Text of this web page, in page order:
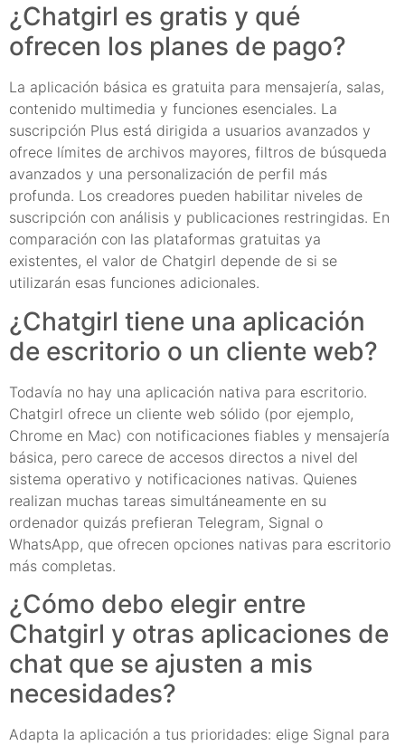
¿Chatgirl es gratis y qué
ofrecen los planes de pago?
La aplicación básica es gratuita para mensajería, salas,
contenido multimedia y funciones esenciales. La
suscripción Plus está dirigida a usuarios avanzados y
ofrece límites de archivos mayores, filtros de búsqueda
avanzados y una personalización de perfil más
profunda. Los creadores pueden habilitar niveles de
suscripción con análisis y publicaciones restringidas. En
comparación con las plataformas gratuitas ya
existentes, el valor de Chatgirl depende de si se
utilizarán esas funciones adicionales.
¿Chatgirl tiene una aplicación
de escritorio o un cliente web?
Todavía no hay una aplicación nativa para escritorio.
Chatgirl ofrece un cliente web sólido (por ejemplo,
Chrome en Mac) con notificaciones fiables y mensajería
básica, pero carece de accesos directos a nivel del
sistema operativo y notificaciones nativas. Quienes
realizan muchas tareas simultáneamente en su
ordenador quizás prefieran Telegram, Signal o
WhatsApp, que ofrecen opciones nativas para escritorio
más completas.
¿Cómo debo elegir entre
Chatgirl y otras aplicaciones de
chat que se ajusten a mis
necesidades?
Adapta la aplicación a tus prioridades: elige Signal para